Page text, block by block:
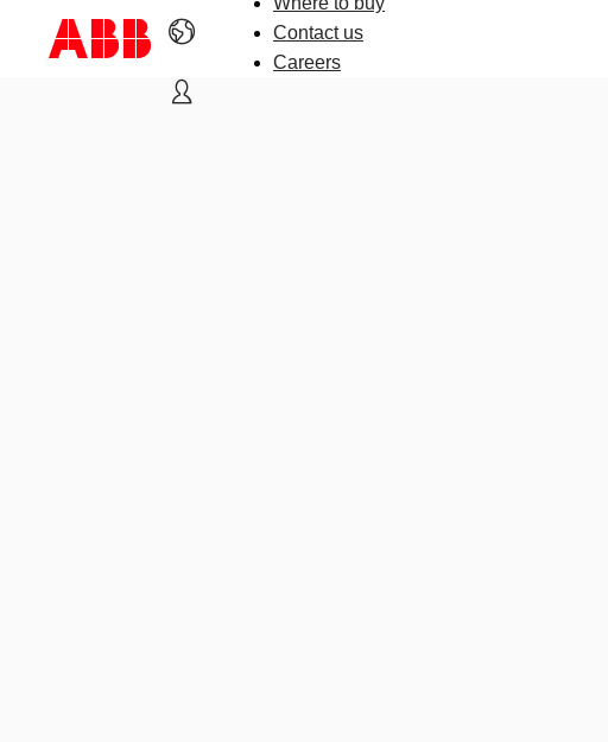
Contact us
Careers